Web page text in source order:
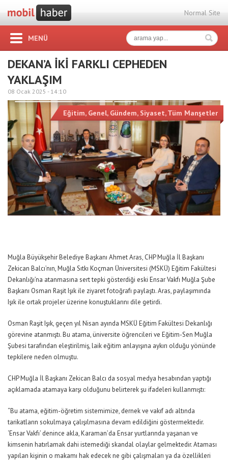
Normal Site
MENÜ
DEKAN’A İKİ FARKLI CEPHEDEN
YAKLAŞIM
08 Ocak 2025 - 14:10
Eğitim, Genel, Gündem, Siyaset,Tüm Manşetler
Muğla Büyükşehir Belediye Başkanı Ahmet Aras, CHP Muğla İl Başkanı
Zekican Balcı’nın, Muğla Sıtkı Koçman Üniversitesi (MSKÜ) Eğitim Fakültesi
Dekanlığı’na atanmasına sert tepki gösterdiği eski Ensar Vakfı Muğla Şube
Başkanı Osman Raşit Işık ile ziyaret fotoğrafı paylaştı. Aras, paylaşımında
Işık ile ortak projeler üzerine konuştuklarını dile getirdi.
Osman Raşit Işık, geçen yıl Nisan ayında MSKÜ Eğitim Fakültesi Dekanlığı
görevine atanmıştı. Bu atama, üniversite öğrencileri ve Eğitim-Sen Muğla
Şubesi tarafından eleştirilmiş, laik eğitim anlayışına aykırı olduğu yönünde
tepkilere neden olmuştu.
CHP Muğla İl Başkanı Zekican Balcı da sosyal medya hesabından yaptığı
açıklamada atamaya karşı olduğunu belirterek şu ifadeleri kullanmıştı:
“Bu atama, eğitim-öğretim sistemimize, dernek ve vakıf adı altında
tarikatların sokulmaya çalışılmasına devam edildiğini göstermektedir.
‘Ensar Vakfı’ denince akla, Karaman’da Ensar yurtlarında yaşanan ve
kimsenin hatırlamak dahi istemediği skandal olaylar gelmektedir. Ataması
yapılan kişinin o makamı hak edecek ne gibi çalışmaları ya da özellikleri